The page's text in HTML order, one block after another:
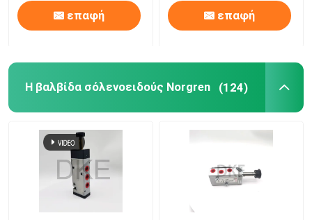
επαφή επαφή
Η βαλβίδα σόλενοειδούς Norgren (124)